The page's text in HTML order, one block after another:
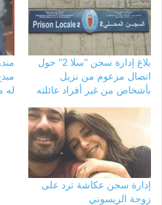
بلاغ إدارة سجن “سلا 2” حول
اتصال مزعوم من نزيل
بأشخاص من غير أفراد عائلته
له
إدارة سجن عكاشة ترد على
زوجة الريسوني